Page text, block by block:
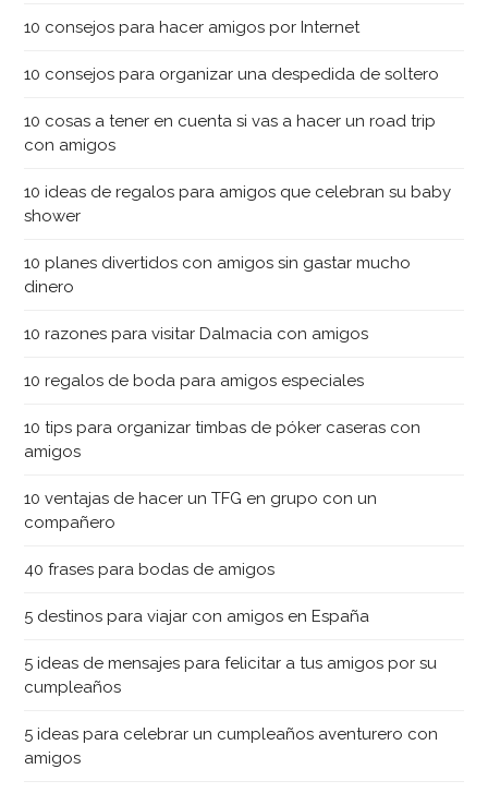
10 consejos para hacer amigos por Internet
10 consejos para organizar una despedida de soltero
10 cosas a tener en cuenta si vas a hacer un road trip
con amigos
10 ideas de regalos para amigos que celebran su baby
shower
10 planes divertidos con amigos sin gastar mucho
dinero
10 razones para visitar Dalmacia con amigos
10 regalos de boda para amigos especiales
10 tips para organizar timbas de póker caseras con
amigos
10 ventajas de hacer un TFG en grupo con un
compañero
40 frases para bodas de amigos
5 destinos para viajar con amigos en España
5 ideas de mensajes para felicitar a tus amigos por su
cumpleaños
5 ideas para celebrar un cumpleaños aventurero con
amigos